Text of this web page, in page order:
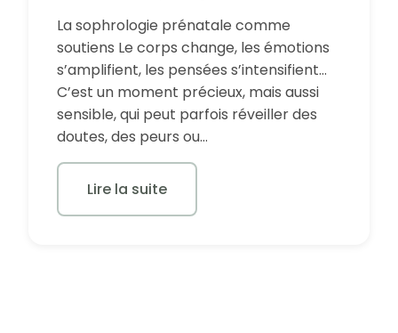
La sophrologie prénatale comme
soutiens Le corps change, les émotions
s’amplifient, les pensées s’intensifient…
C’est un moment précieux, mais aussi
sensible, qui peut parfois réveiller des
doutes, des peurs ou…
Lire la suite